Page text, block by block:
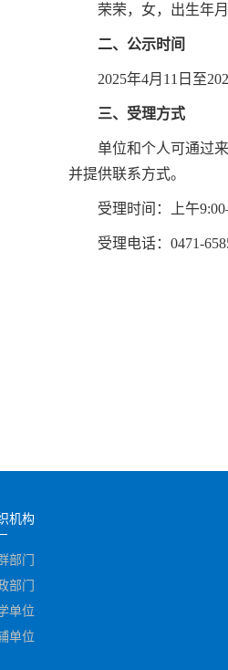
荣荣，女，出生年
二、公示时间
2025年4月11日至
三、受理方式
单位和个人可通过
并提供联系方式。
受理时间：上午
受理电话：0471-
机构
部门
部门
单位
单位